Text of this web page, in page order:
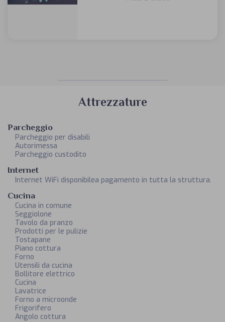
Attrezzature
Parcheggio
Parcheggio per disabili
Autorimessa
Parcheggio custodito
Internet
Internet WiFi disponibilea pagamento in tutta la struttura.
Cucina
Cucina in comune
Seggiolone
Tavolo da pranzo
Prodotti per le pulizie
Tostapane
Piano cottura
Forno
Utensili da cucina
Bollitore elettrico
Cucina
Lavatrice
Forno a microonde
Frigorifero
Angolo cottura